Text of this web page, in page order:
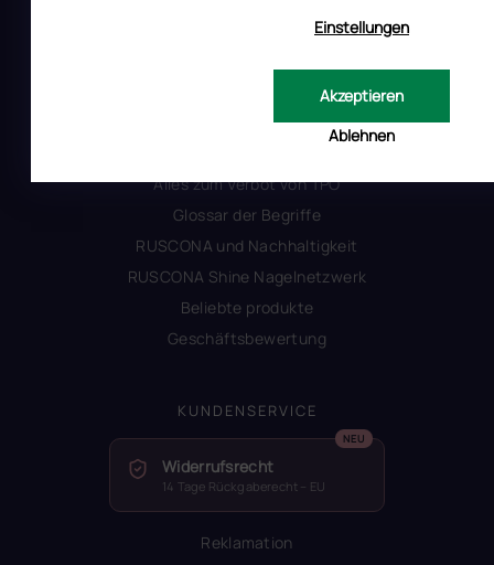
Einstellungen
Ablehnen
Akzeptieren
Kontakt
Alles zum Verbot von TPO
Glossar der Begriffe
RUSCONA und Nachhaltigkeit
RUSCONA Shine Nagelnetzwerk
Beliebte produkte
Geschäftsbewertung
KUNDENSERVICE
Widerrufsrecht
14 Tage Rückgaberecht – EU
Reklamation